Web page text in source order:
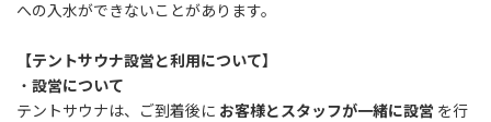
への入水ができないことがあります。
【テントサウナ設営と利用について】
・ 設営について
テントサウナは、ご到着後に お客様とスタッフが一緒に設営 を行